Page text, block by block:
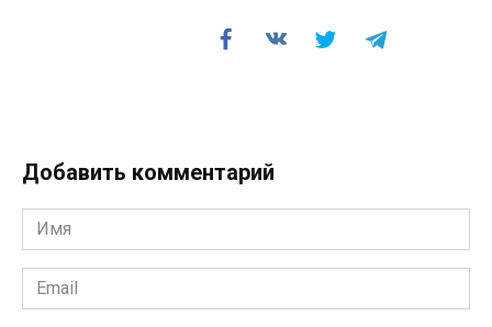
Добавить комментарий
Имя
*
Email
*